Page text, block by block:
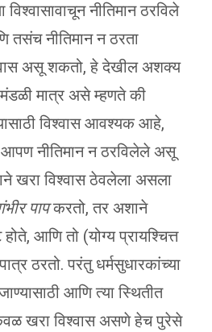
नीतिमान ठरविले
नीतिमान न ठरता
असू शकतो, हे देखील अशक्य
मात्र असे म्हणते की
विश्वास आवश्यक आहे,
नीतिमान न ठरविलेले असू
खरा विश्वास ठेवलेला असला
पापकरतो, तर अशाने
होते, आणि तो (योग्य प्रायश्चित्त
ठरतो. परंतु धर्मसुधारकांच्या
आणि त्या स्थितीत
खरा विश्वास असणे हेच पुरेसे